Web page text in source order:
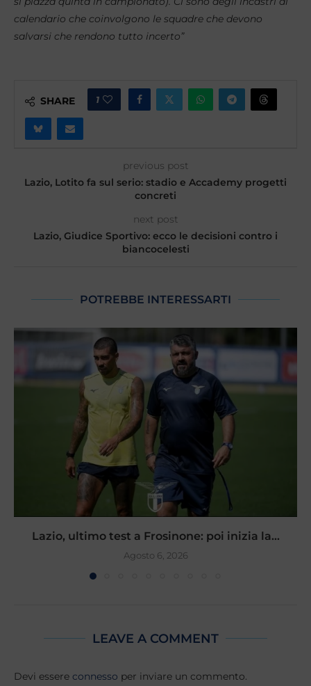
calendario che coinvolgono le squadre che devono
salvarsi che rendono tutto incerto”
SHARE 1
previous post
Lazio, Lotito fa sul serio: stadio e Accademy progetti
concreti
next post
Lazio, Giudice Sportivo: ecco le decisioni contro i
biancocelesti
POTREBBE INTERESSARTI
Lazio, ultimo test a Frosinone: poi inizia la...
Agosto 6, 2026
LEAVE A COMMENT
Devi essere connesso per inviare un commento.